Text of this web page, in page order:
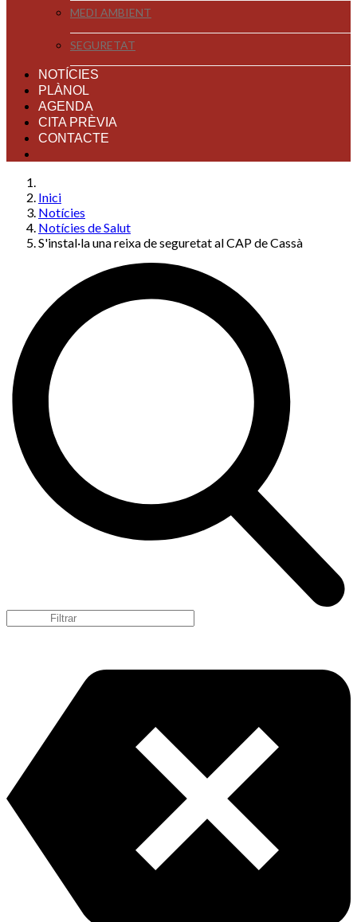
MEDI AMBIENT
SEGURETAT
NOTÍCIES
PLÀNOL
AGENDA
CITA PRÈVIA
CONTACTE
Inici
Notícies
Notícies de Salut
S'instal·la una reixa de seguretat al CAP de Cassà